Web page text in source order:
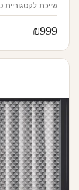
שייכת לקטגוריית
₪999